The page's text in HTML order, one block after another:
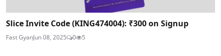
Slice Invite Code (KING474004): ₹300 on Signup
Fast GyanJun 08, 2025 0 5